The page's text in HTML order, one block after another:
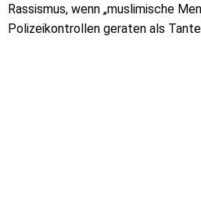
Rassismus, wenn „muslimische
Polizeikontrollen geraten als Tante